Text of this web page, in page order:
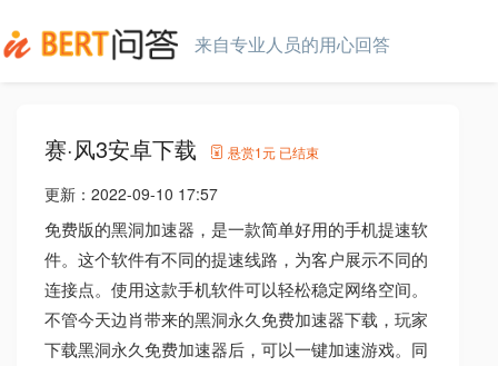
来自专业人员的用心回答
赛·风3安卓下载 悬赏1元 已结束
更新： 2022-09-10 17:57
免费版的黑洞加速器，是一款简单好用的手机提速软
件。这个软件有不同的提速线路，为客户展示不同的
连接点。使用这款手机软件可以轻松稳定网络空间。
不管今天边肖带来的黑洞永久免费加速器下载，玩家
下载黑洞永久免费加速器后，可以一键加速游戏。同